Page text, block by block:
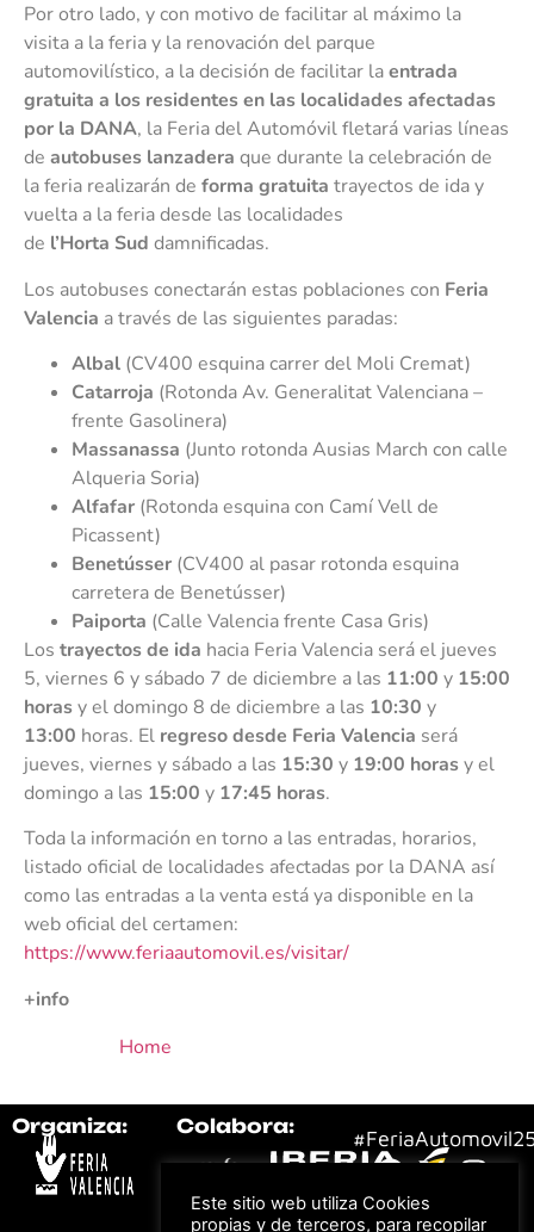
Por otro lado, y con motivo de facilitar al máximo la
visita a la feria y la renovación del parque
automovilístico, a la decisión de facilitar laentrada
gratuita a los residentes en las localidades afectadas
por la DANA, la Feria del Automóvil fletará varias líneas
de autobuses lanzadera que durante la celebración de
la feria realizarán de forma gratuita trayectos de ida y
vuelta a la feria desde las localidades
de l’Horta Sud damnificadas.
Los autobuses conectarán estas poblaciones con Feria
Valencia a través de las siguientes paradas:
Albal (CV400 esquina carrer del Moli Cremat)
Catarroja (Rotonda Av. Generalitat Valenciana –
frente Gasolinera)
Massanassa (Junto rotonda Ausias March con calle
Alqueria Soria)
Alfafar (Rotonda esquina con Camí Vell de
Picassent)
Benetússer (CV400 al pasar rotonda esquina
carretera de Benetússer)
Paiporta (Calle Valencia frente Casa Gris)
Los trayectos de ida hacia Feria Valencia será el jueves
5, viernes 6 y sábado 7 de diciembre a las 11:00 y 15:00
horasy el domingo 8 de diciembre a las 10:30 y
13:00 horas. El regreso desde Feria Valencia será
jueves, viernes y sábado a las 15:30 y 19:00 horasy el
domingo a las 15:00 y 17:45 horas.
Toda la información en torno a las entradas, horarios,
listado oficial de localidades afectadas por la DANA así
como las entradas a la venta está ya disponible en la
web oficial del certamen:
https://www.feriaautomovil.es/visitar/
+info
Home
Organiza: Colabora:
Bonos descuento para
los viajes a ferias
Aviso Legal –
Este sitio web utiliza Cookies
propias y de terceros, para recopilar